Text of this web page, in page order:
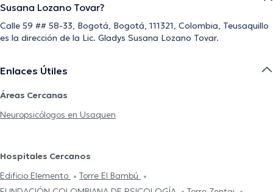
Susana Lozano Tovar?
Calle 59 ## 58-33, Bogotá, Bogotá, 111321, Colombia, Teusaquillo
es la dirección de la Lic. Gladys Susana Lozano Tovar.
Enlaces Útiles
Áreas Cercanas
Neuropsicólogos en Usaquen
Hospitales Cercanos
Edificio Elemento
Torre El Bambú